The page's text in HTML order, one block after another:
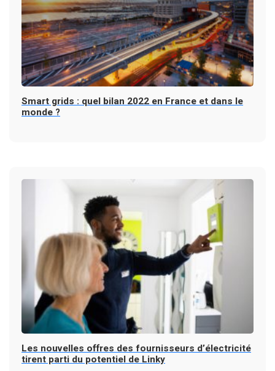
Smart grids : quel bilan 2022 en France et dans le
monde ?
Les nouvelles offres des fournisseurs d’électricité
tirent parti du potentiel de Linky